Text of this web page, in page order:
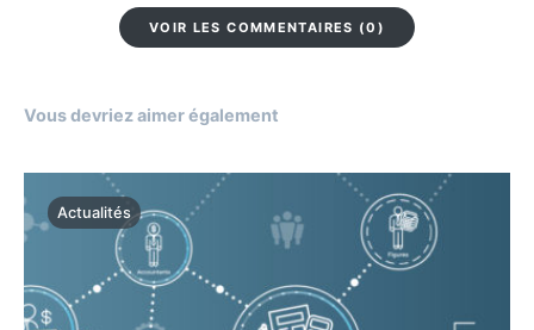
VOIR LES COMMENTAIRES (0)
Vous devriez aimer également
Actualités